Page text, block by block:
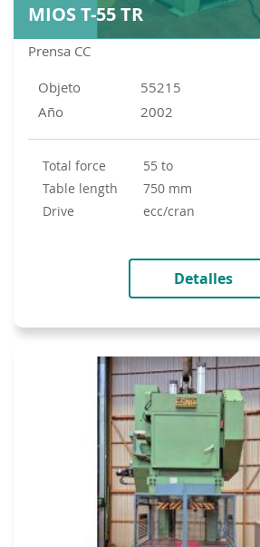
Prensa CC
MIOS T-55 TR
Objeto
55215
Año
2002
total force
55 to
table length
750 mm
drive
ecc/cran
Detalles